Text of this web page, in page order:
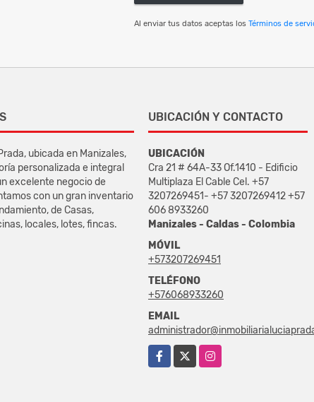
Al enviar tus datos aceptas los Términos de
ubicada en Manizales,
personalizada e integral
excelente negocio de
con un gran inventario
de Casas,
locales, lotes, fincas.
UBICACIÓN Y CONTACTO
UBICACIÓN
Cra 21 # 64A-33 Of.1410 - Edificio
Multiplaza El Cable Cel. +57
3207269451- +57 3207269412 +57
606 8933260
Manizales - Caldas - Colombia
MÓVIL
+573207269451
TELÉFONO
+576068933260
EMAIL
Facebook
Instagram